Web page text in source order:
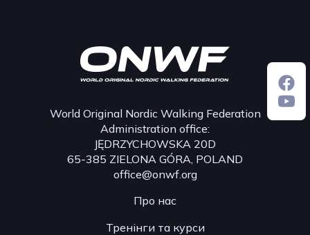
World Original Nordic Walking Federation
Administration office:
JĘDRZYCHOWSKA 20D
65-385 ZIELONA GÓRA, POLAND
office@onwf.org
Про нас
Тренінги та курси